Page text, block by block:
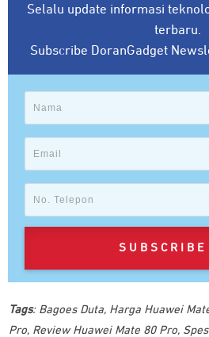
Selalu update informasi
terbaru.
Subscribe DoranGadget
SUBSCRIBE
Tags: Bagoes Duta, Harga Huawei
Pro, Review Huawei Mate 80 Pro,